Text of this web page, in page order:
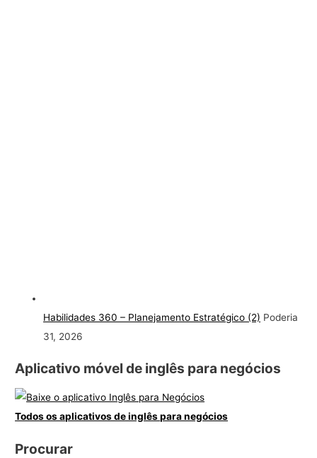
Habilidades 360 – Planejamento Estratégico (2) Poderia
31, 2026
Aplicativo móvel de inglês para negócios
Todos os aplicativos de inglês para negócios
Procurar